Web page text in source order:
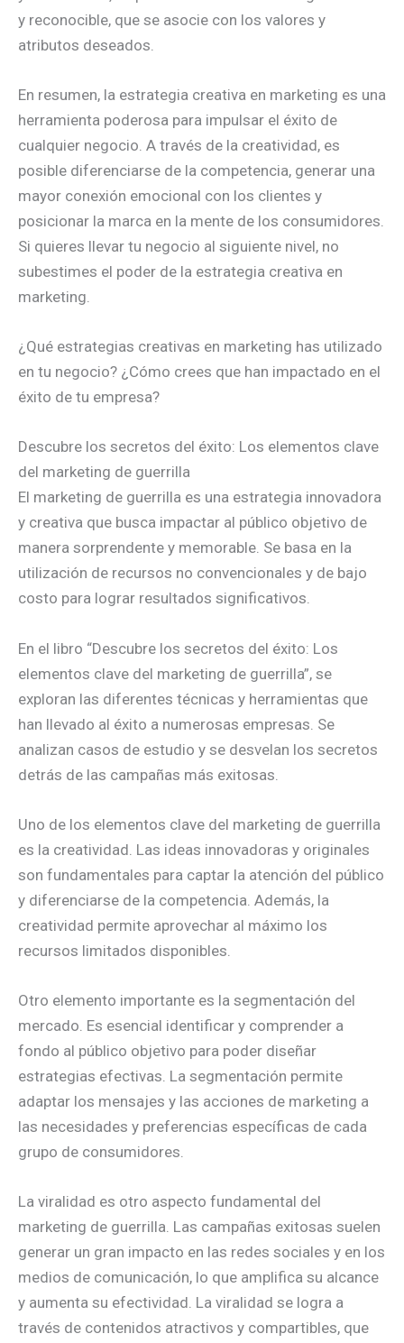
y reconocible, que se asocie con los valores y
atributos deseados.
En resumen, la estrategia creativa en marketing es una
herramienta poderosa para impulsar el éxito de
cualquier negocio. A través de la creatividad, es
posible diferenciarse de la competencia, generar una
mayor conexión emocional con los clientes y
posicionar la marca en la mente de los consumidores.
Si quieres llevar tu negocio al siguiente nivel, no
subestimes el poder de la estrategia creativa en
marketing.
¿Qué estrategias creativas en marketing has utilizado
en tu negocio? ¿Cómo crees que han impactado en el
éxito de tu empresa?
Descubre los secretos del éxito: Los elementos clave
del marketing de guerrilla
El marketing de guerrilla es una estrategia innovadora
y creativa que busca impactar al público objetivo de
manera sorprendente y memorable. Se basa en la
utilización de recursos no convencionales y de bajo
costo para lograr resultados significativos.
En el libro “Descubre los secretos del éxito: Los
elementos clave del marketing de guerrilla”, se
exploran las diferentes técnicas y herramientas que
han llevado al éxito a numerosas empresas. Se
analizan casos de estudio y se desvelan los secretos
detrás de las campañas más exitosas.
Uno de los elementos clave del marketing de guerrilla
es la creatividad. Las ideas innovadoras y originales
son fundamentales para captar la atención del público
y diferenciarse de la competencia. Además, la
creatividad permite aprovechar al máximo los
recursos limitados disponibles.
Otro elemento importante es la segmentación del
mercado. Es esencial identificar y comprender a
fondo al público objetivo para poder diseñar
estrategias efectivas. La segmentación permite
adaptar los mensajes y las acciones de marketing a
las necesidades y preferencias específicas de cada
grupo de consumidores.
La viralidad es otro aspecto fundamental del
marketing de guerrilla. Las campañas exitosas suelen
generar un gran impacto en las redes sociales y en los
medios de comunicación, lo que amplifica su alcance
y aumenta su efectividad. La viralidad se logra a
través de contenidos atractivos y compartibles, que